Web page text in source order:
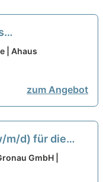
| Ahaus
zum Angebot
m/d) für die
sind Sie
GmbH |